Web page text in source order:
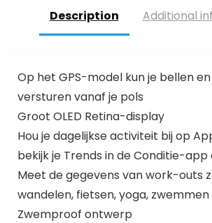
Description Additional
Op het GPS-model kun je bellen
versturen vanaf je pols
Groot OLED Retina-display
Hou je dagelijkse activiteit bij op
bekijk je Trends in de Conditie-app
Meet de gegevens van work-outs
wandelen, fietsen, yoga,
Zwemproof ontwerp